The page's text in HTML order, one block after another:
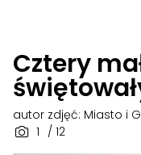
Cztery
1 / 12
autor zdjęć: Miasto i